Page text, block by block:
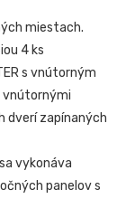
miestach.
4 ks
s vnútorným
vnútornými
dverí zapínaných
vykonáva
panelov s